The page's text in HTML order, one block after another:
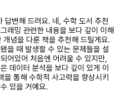
답변해 드려요. 네, 수학 도서 추천
래밍 관련한 내용을 보다 깊이 이해
념을 다룬 책을 추천해 드릴게요.
을 때 발생할 수 있는 문제들을 설
어있어 처음엔 어려울 수 있지만,
데이터 분석을 보다 깊이 있게 이
을 통해 수학적 사고력을 향상시키
있을 거예요.